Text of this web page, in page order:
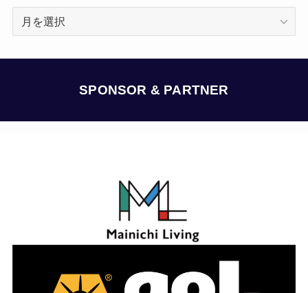
SPONSOR & PARTNER